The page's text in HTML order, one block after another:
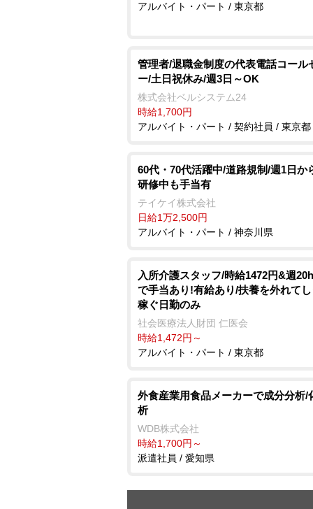
アルバイト・パート / 東京都
管理者/退職金制度の代表電話コール
ー/土日祝休み/週3日～OK
株式会社ベルシステム24
時給1,700円
アルバイト・パート / 契約社員 / 東京都
60代・70代活躍中/道路規制/週1日か
研修中も手当有
テイケイ株式会社
日給1万2,500円
アルバイト・パート / 神奈川県
入所介護スタッフ/時給1472円&週
で手当あり!有給あり/扶養を外れて
稼ぐ日勤のみ
社会医療法人財団 仁医会
時給1,472円～
アルバイト・パート / 東京都
外食産業用食品メーカーで成分分析/
析
WDB株式会社
時給1,700円～
派遣社員 / 愛知県